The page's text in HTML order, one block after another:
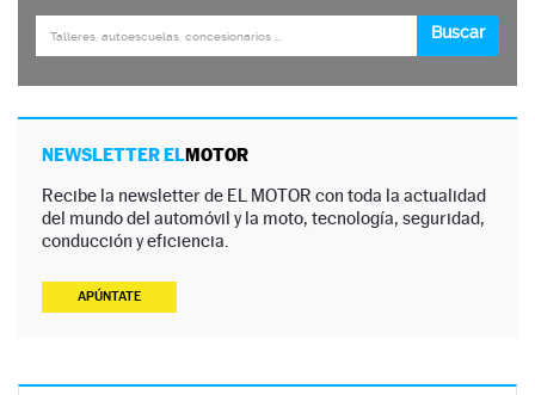
NEWSLETTER ELMOTOR
Recibe la newsletter de EL MOTOR con toda la actualidad
del mundo del automóvil y la moto, tecnología, seguridad,
conducción y eficiencia.
APÚNTATE